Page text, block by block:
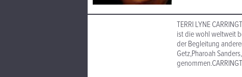
TERRI LYNE
ist die wohl weltweit
der Begleitung
Getz,Pharoah